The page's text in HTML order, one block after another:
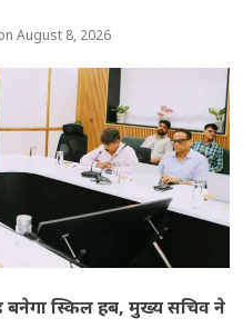
August 8, 2026
स्किल हब, मुख्य सचिव ने